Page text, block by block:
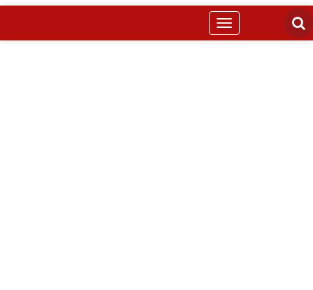
Toggle
navigation